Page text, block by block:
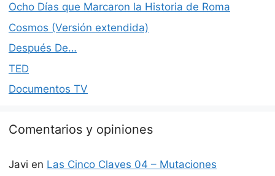
Ocho Días que Marcaron la Historia de Roma
Cosmos (Versión extendida)
Después De…
TED
Documentos TV
Comentarios y opiniones
Javi en Las Cinco Claves 04 – Mutaciones